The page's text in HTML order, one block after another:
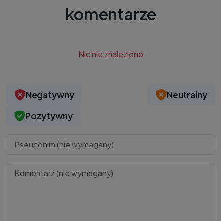
komentarze
Nic nie znaleziono
Negatywny
Neutralny
Pozytywny